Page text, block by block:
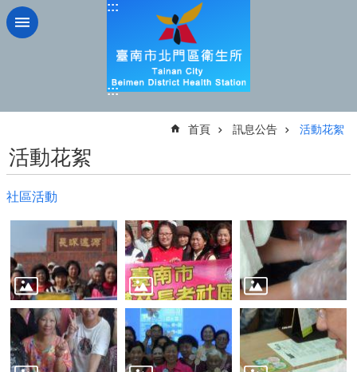
跳到主要內容區塊
:::
:::
首頁 訊息公告 活動花絮
活動花絮
社區活動